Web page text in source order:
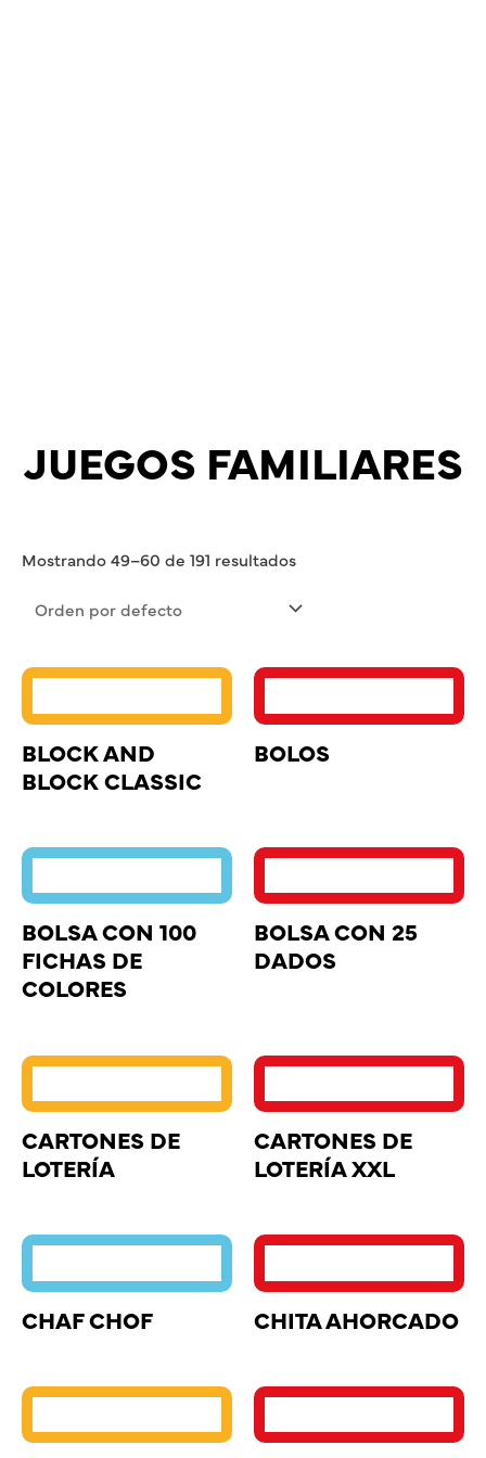
JUEGOS FAMILIARES
Mostrando 49–60 de 191 resultados
BLOCK AND
BLOCK CLASSIC
BOLOS
BOLSA CON 100
FICHAS DE
COLORES
BOLSA CON 25
DADOS
CARTONES DE
LOTERÍA
CARTONES DE
LOTERÍA XXL
CHAF CHOF CHITA AHORCADO